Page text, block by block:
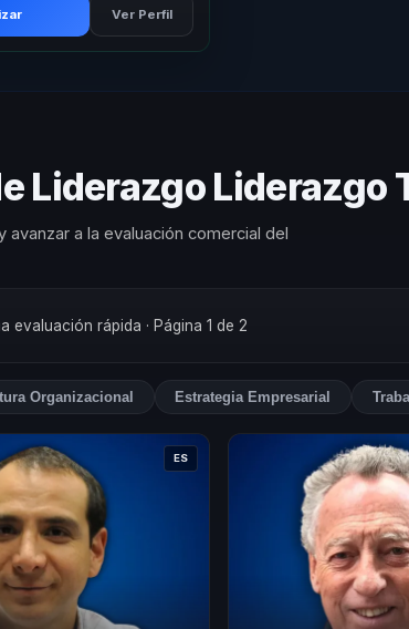
Ver Perfil
Liderazgo Liderazgo
a la evaluación comercial del
evaluación rápida · Página 1 de 2
Organizacional Estrategia Empresarial
ES